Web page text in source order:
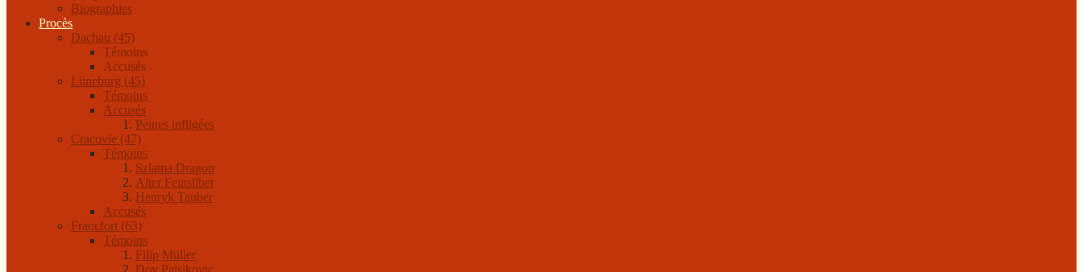
Biographies
Procès
Dachau (45)
Témoins
Accusés
Lüneburg (45)
Témoins
Accusés
Peines infligées
Cracovie (47)
Témoins
Szlama Dragon
Alter Feinsilber
Henryk Tauber
Accusés
Francfort (63)
Témoins
Filip Müller
Dov Paisikovic